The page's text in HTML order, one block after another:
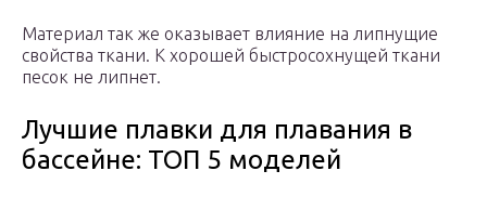
Материал так же оказывает влияние на липнущие
свойства ткани. К хорошей быстросохнущей ткани
песок не липнет.
Лучшие плавки для плавания в
бассейне: ТОП 5 моделей